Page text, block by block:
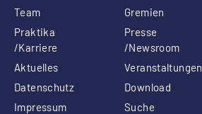
Team
Gremien
Praktika
/Karriere
Presse
/Newsroom
Aktuelles
Veranstaltungen
Datenschutz
Download
Impressum
Suche